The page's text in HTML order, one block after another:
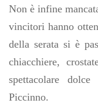
Non è infine
vincitori hanno
della serata si è
chiacchiere,
spettacolare
Piccinno.